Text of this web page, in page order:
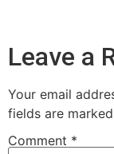
Leave a
Your email
fields are marked
Comment *